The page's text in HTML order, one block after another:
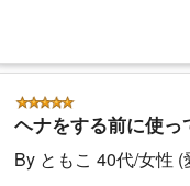
ヘナをする前に使っ
By ともこ 40代/女性 (